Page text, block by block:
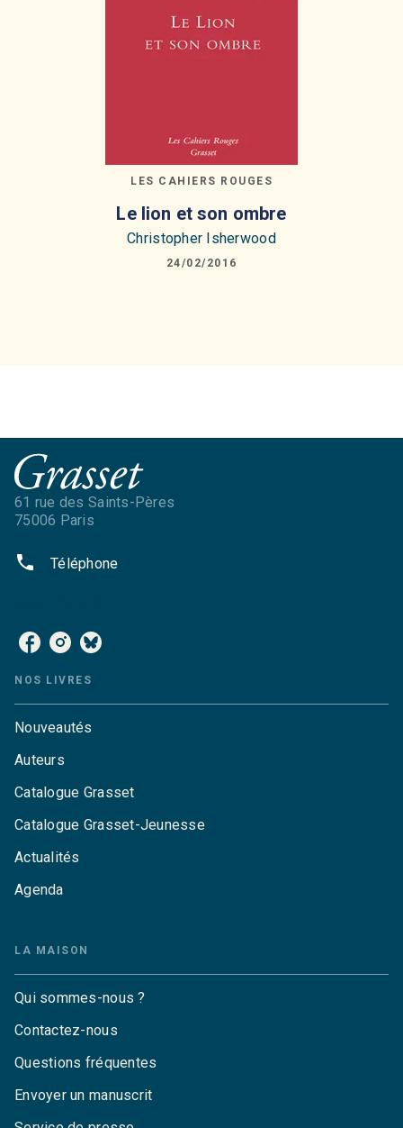
LES CAHIERS ROUGES
Le lion et son ombre
Christopher Isherwood
24/02/2016
61 rue des Saints-Pères
75006 Paris
phone Téléphone
NOS LIVRES
Nouveautés
Auteurs
Catalogue Grasset
Catalogue Grasset-Jeunesse
Actualités
Agenda
LA MAISON
Qui sommes-nous ?
Contactez-nous
Questions fréquentes
Envoyer un manuscrit